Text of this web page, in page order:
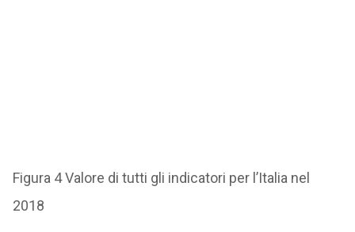
Figura 4 Valore di tutti gli indicatori per l’Italia nel
2018